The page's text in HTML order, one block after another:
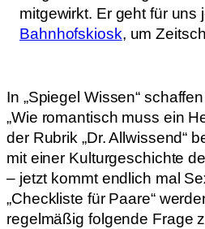
mitgewirkt. Er geht für uns
Bahnhofskiosk, um
In „Spiegel Wissen“
„Wie romantisch muss ein
der Rubrik „Dr. Allwissend“
mit einer Kulturgeschichte
– jetzt kommt endlich mal
„Checkliste für Paare“
regelmäßig folgende Frage